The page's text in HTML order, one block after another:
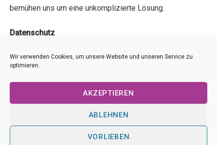
Wir verwenden Cookies, um unsere Website und unseren Service zu
optimieren.
AKZEPTIEREN
ABLEHNEN
VORLIEBEN
bemühen uns um eine unkomplizierte Lösung.
Datenschutz
https://la-presse.org/datenschutz/